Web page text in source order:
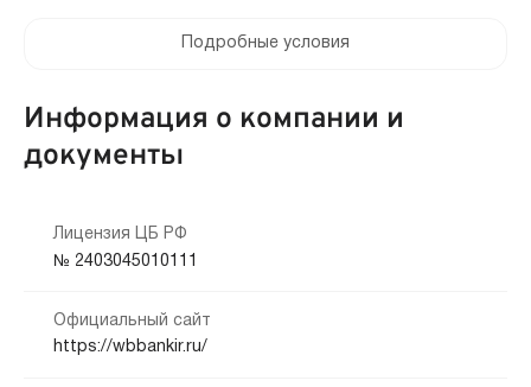
Привлечение созаемщиков:
Возможно без поручителей
Способы получения:
На карту Электронные кошельки
Способы погашения:
Нет
Мобильный телефон:
Кредитная история:
Документы:
Подробные условия
Информация о компании и
документы
Лицензия ЦБ РФ
№ 2403045010111
Официальный сайт
https://wbbankir.ru/